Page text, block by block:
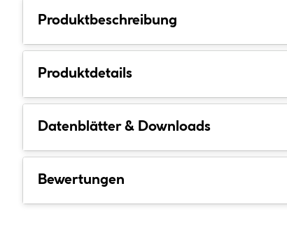
Produktbeschreibung
Produktdetails
Datenblätter & Downloads
Bewertungen